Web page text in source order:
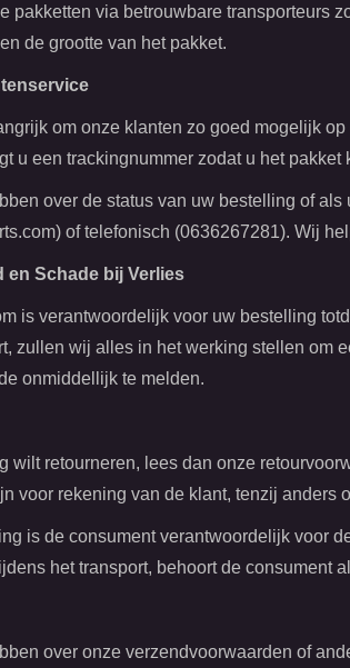
pakketten via betrouwbare transporteurs
de grootte van het pakket.
om onze klanten zo goed mogelijk
u een trackingnummer zodat u het pakket
over de status van uw bestelling of
) of telefonisch (0636267281). Wij
en Schade bij Verlies
is verantwoordelijk voor uw bestelling
zullen wij alles in het werking stellen om
onmiddellijk te melden.
wilt retourneren, lees dan onze
voor rekening van de klant, tenzij anders
is de consument verantwoordelijk voor
het transport, behoort de consument
over onze verzendvoorwaarden of